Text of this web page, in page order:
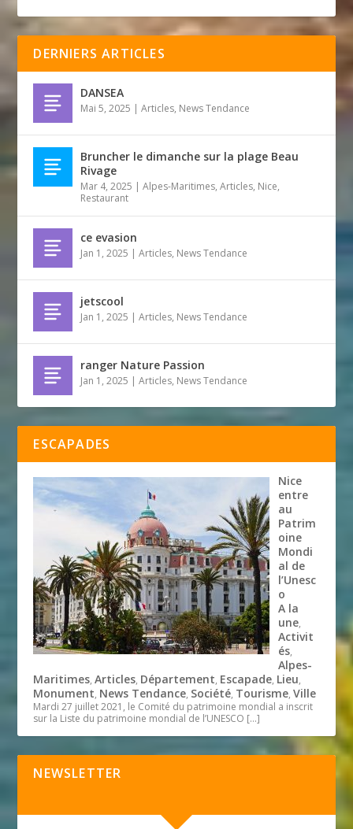
DERNIERS ARTICLES
DANSEA
Mai 5, 2025 |Articles, News Tendance
Bruncher le dimanche sur la plage Beau
Rivage
Mar 4, 2025 |Alpes-Maritimes,Articles, Nice,
Restaurant
ce evasion
Jan 1, 2025 |Articles, News Tendance
jetscool
Jan 1, 2025 |Articles, News Tendance
ranger Nature Passion
Jan 1, 2025 |Articles, News Tendance
ESCAPADES
Nice
entre
au
Patrim
oine
Mondi
al de
l’Unesc
o
A la
une,
Activit
és,
Alpes-
Maritimes,Articles, Département, Escapade, Lieu,
Monument, News Tendance, Société, Tourisme,Ville
Mardi 27 juillet 2021, le Comité du patrimoine mondial a inscrit
sur la Liste du patrimoine mondial de l’UNESCO […]
NEWSLETTER